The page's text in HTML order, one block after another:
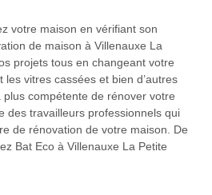
votre maison en vérifiant son
de maison à Villenauxe La
projets tous en changeant votre
vitres cassées et bien d’autres
compétente de rénover votre
des travailleurs professionnels qui
de rénovation de votre maison. De
Bat Eco à Villenauxe La Petite